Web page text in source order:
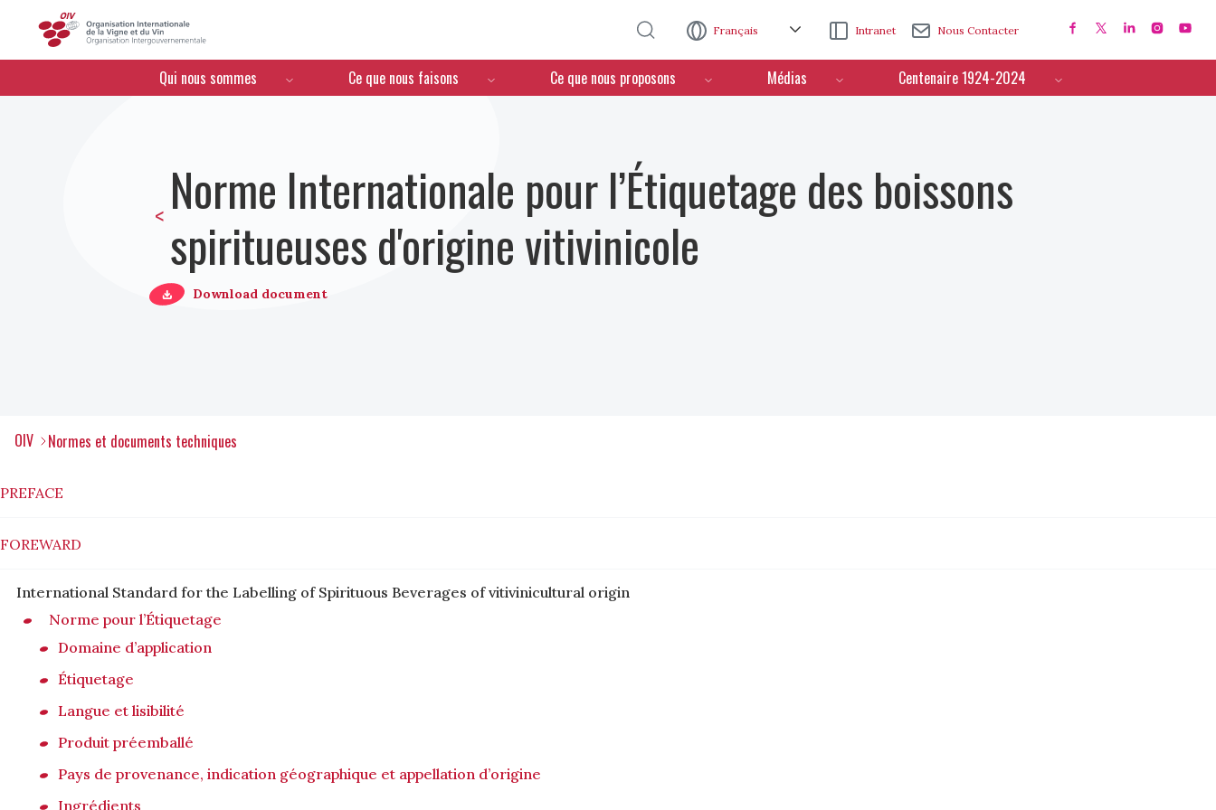
Français Intranet Nous Contacter
Menú de navegación
Qui nous sommes Ce que nous faisons Ce que nous proposons Médias Centenaire 1924-2024
< Norme Internationale pour l’Étiquetage des boissons
spiritueuses d'origine vitivinicole
Download document
OIV Normes et documents techniques
PREFACE
FOREWARD
International Standard for the Labelling of Spirituous Beverages of vitivinicultural origin
Norme pour l’Étiquetage
Domaine d’application
Étiquetage
Langue et lisibilité
Produit préemballé
Pays de provenance, indication géographique et appellation d’origine
Ingrédients